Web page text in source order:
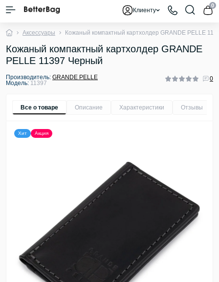
Клиенту
0
Аксессуары Кожаный компактный картхолдер GRANDE PELLE
Кожаный компактный картхолдер GRANDE
PELLE 11397 Черный
Производитель: GRANDE PELLE
Модель: 11397
0
Все о товаре Описание Характеристики Отзывы
Хит Акция